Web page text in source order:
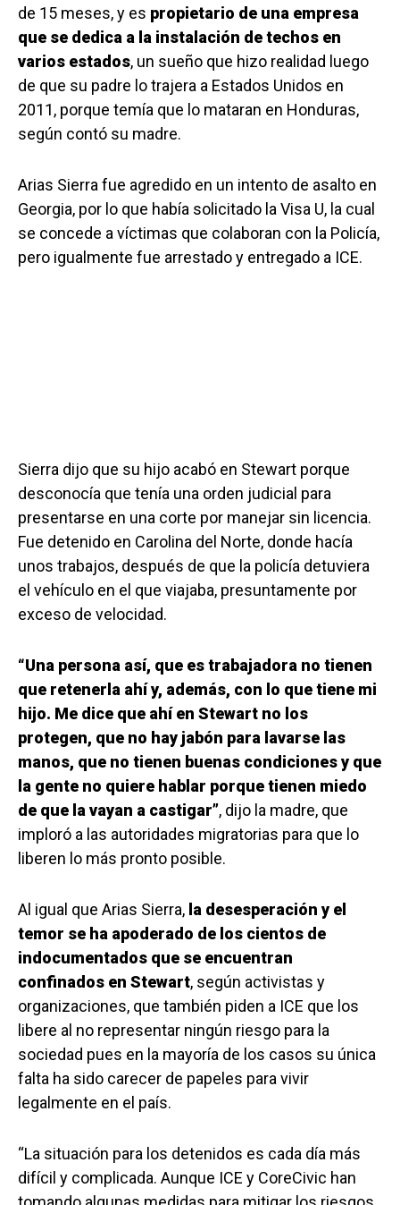
de 15 meses, y es propietario de una empresa
que se dedica a la instalación de techos en
varios estados, un sueño que hizo realidad luego
de que su padre lo trajera a Estados Unidos en
2011, porque temía que lo mataran en Honduras,
según contó su madre.
Arias Sierra fue agredido en un intento de asalto en
Georgia, por lo que había solicitado la Visa U, la cual
se concede a víctimas que colaboran con la Policía,
pero igualmente fue arrestado y entregado a ICE.
Sierra dijo que su hijo acabó en Stewart porque
desconocía que tenía una orden judicial para
presentarse en una corte por manejar sin licencia.
Fue detenido en Carolina del Norte, donde hacía
unos trabajos, después de que la policía detuviera
el vehículo en el que viajaba, presuntamente por
exceso de velocidad.
“Una persona así, que es trabajadora no tienen
que retenerla ahí y, además, con lo que tiene mi
hijo. Me dice que ahí en Stewart no los
protegen, que no hay jabón para lavarse las
manos, que no tienen buenas condiciones y que
la gente no quiere hablar porque tienen miedo
de que la vayan a castigar”, dijo la madre, que
imploró a las autoridades migratorias para que lo
liberen lo más pronto posible.
Al igual que Arias Sierra, la desesperación y el
temor se ha apoderado de los cientos de
indocumentados que se encuentran
confinados en Stewart, según activistas y
organizaciones, que también piden a ICE que los
libere al no representar ningún riesgo para la
sociedad pues en la mayoría de los casos su única
falta ha sido carecer de papeles para vivir
legalmente en el país.
“La situación para los detenidos es cada día más
difícil y complicada. Aunque ICE y CoreCivic han